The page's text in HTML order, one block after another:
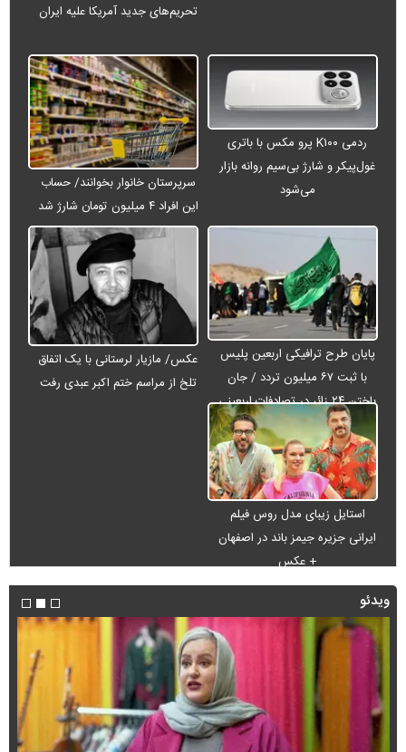
تحریم‌های جدید آمریکا علیه ایران
ردمی K۱۰۰ پرو مکس با باتری
غول‌پیکر و شارژ بی‌سیم روانه بازار
می‌شود
سرپرستان خانوار بخوانند/ حساب
این افراد ۴ میلیون تومان شارژ شد
پایان طرح ترافیکی اربعین پلیس
با ثبت ۶۷ میلیون تردد / جان
باختن ۲۴ زائر در تصادفات اربعینی
عکس/ مازیار لرستانی با یک اتفاق
تلخ از مراسم ختم اکبر عبدی رفت
استایل زیبای مدل روس فیلم
ایرانی جزیره جیمز باند در اصفهان
+ عکس
ویدئو